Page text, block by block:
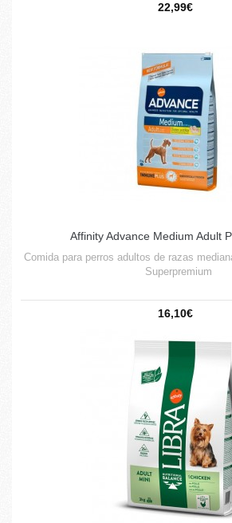
22,99€
Affinity Advance Medium Adult
Comida para perros adultos de razas
Superpremium
16,10€